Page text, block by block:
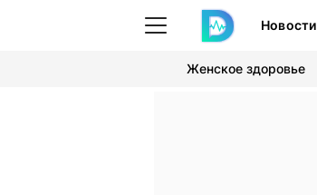
Новости
Женское здоровье